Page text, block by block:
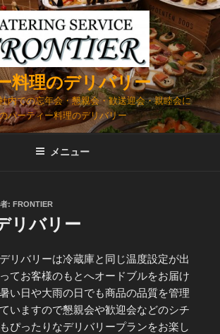
料理のデリバリー
内での忘年会・懇親会・歓送迎会・親睦会に
パーティー料理のデリバリー
メニュー
: FRONTIER
リバリー
リバリーは冷蔵庫と同じ温度設定が出
てお客様のもとへオードブルをお届け
い日や大雨の日でも商品の品質を管理
いますので懇親会や歓迎会などのシチ
ぴったりなデリバリープランをお楽し